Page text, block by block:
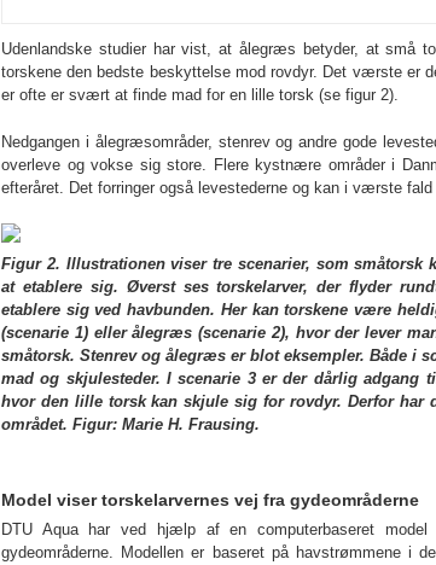
Udenlandske studier har vist, at ålegræs betyder, at små
torskene den bedste beskyttelse mod rovdyr. Det værste er
er ofte er svært at finde mad for en lille torsk (se figur 2).
Nedgangen i ålegræsområder, stenrev og andre gode
overleve og vokse sig store. Flere kystnære områder i
efteråret. Det forringer også levestederne og kan i værste
Figur 2. Illustrationen viser tre scenarier, som
at etablere sig. Øverst ses torskelarver, der flyder
etablere sig ved havbunden. Her kan torskene være
(scenarie 1) eller ålegræs (scenarie 2), hvor der lever
småtorsk. Stenrev og ålegræs er blot eksempler. Både i
mad og skjulesteder. I scenarie 3 er der dårlig adgang
hvor den lille torsk kan skjule sig for rovdyr. Derfor
området. Figur: Marie H. Frausing.
Model viser torskelarvernes vej fra gydeområderne
DTU Aqua har ved hjælp af en computerbaseret
gydeområderne. Modellen er baseret på havstrømmene i